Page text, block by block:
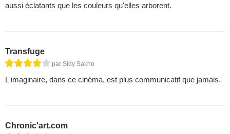
aussi éclatants que les couleurs qu'elles arborent.
Transfuge
par Sidy Sakho
L'imaginaire, dans ce cinéma, est plus communicatif que jamais.
Chronic'art.com